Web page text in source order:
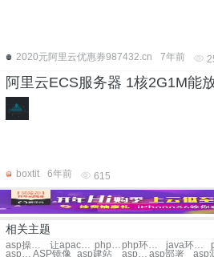
2020元阿里云优惠券987432.cn
7年前
阿里云ECS服务器 1核2G1M能
boxtit
6年前 615
相关主题
asp操作mysql 让apache支持php php搭配环境 php环境搭配 java环境搭配
asp入门 ASP镜像 asp建站 asp网站 asp部署 asp